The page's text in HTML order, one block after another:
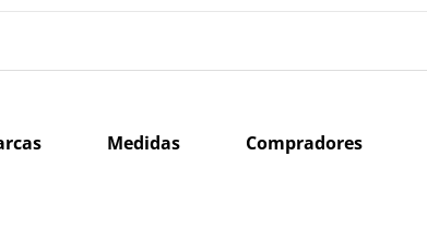
Medidas Compradores